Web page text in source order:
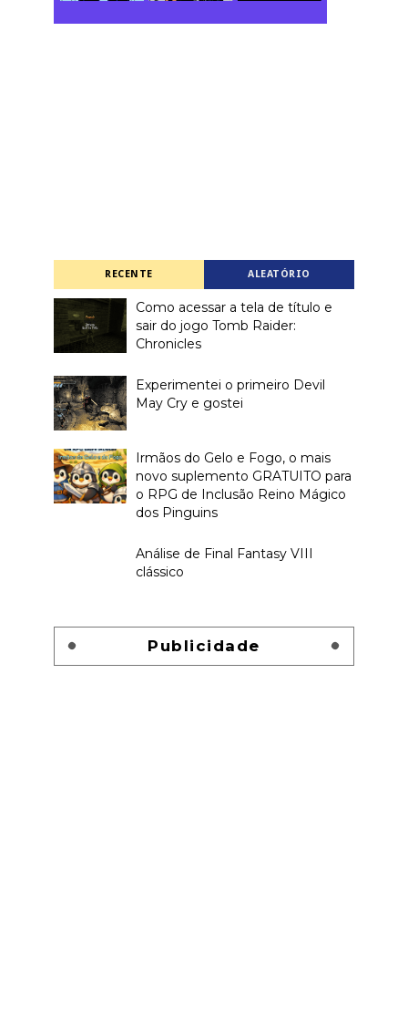
RECENTE ALEATÓRIO
Como acessar a tela de título e
sair do jogo Tomb Raider:
Chronicles
Experimentei o primeiro Devil
May Cry e gostei
Irmãos do Gelo e Fogo, o mais
novo suplemento GRATUITO para
o RPG de Inclusão Reino Mágico
dos Pinguins
Análise de Final Fantasy VIII
clássico
Publicidade